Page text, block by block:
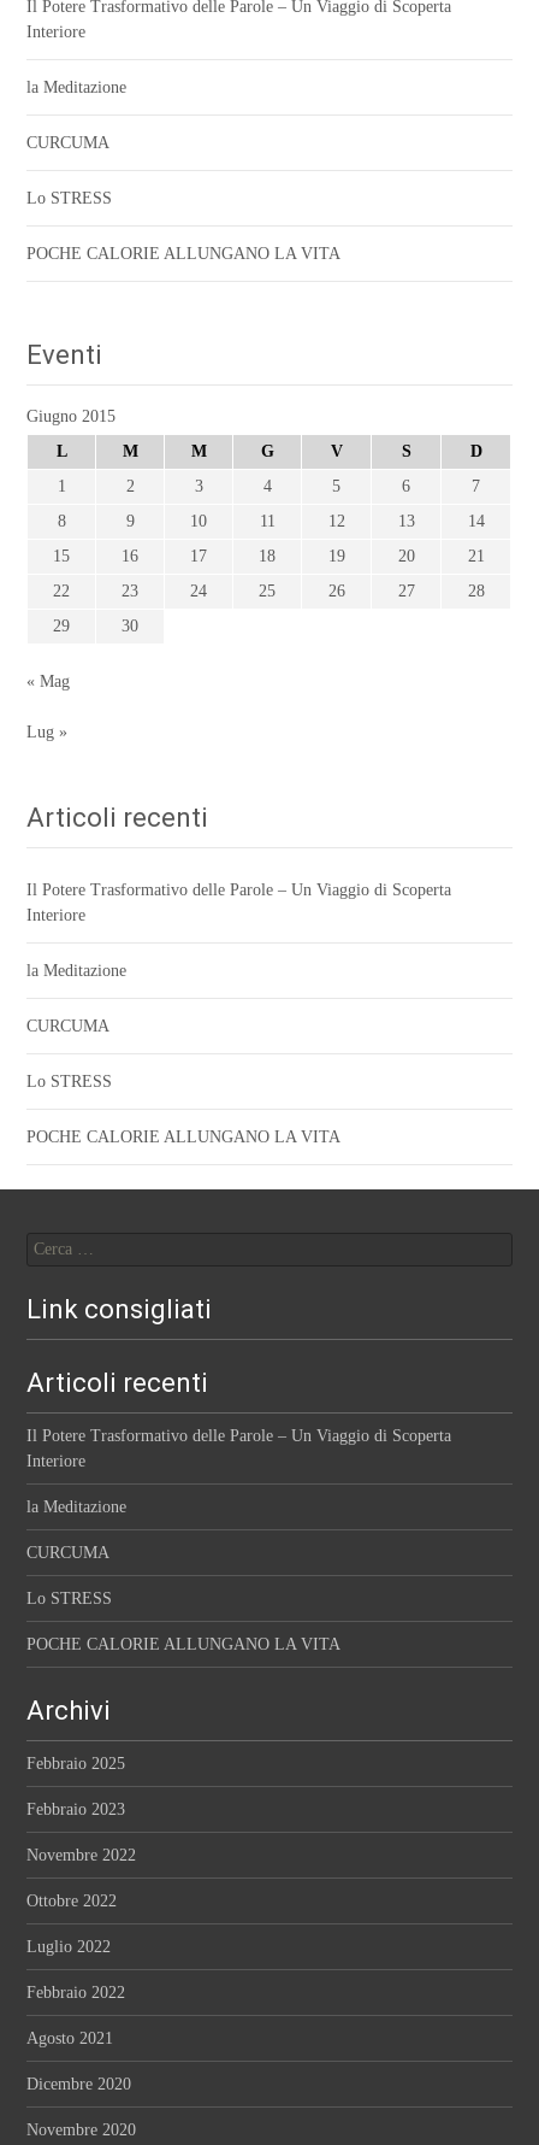
Il Potere Trasformativo delle Parole – Un Viaggio di Scoperta
Interiore
la Meditazione
CURCUMA
Lo STRESS
POCHE CALORIE ALLUNGANO LA VITA
Eventi
Giugno 2015
L
M M G V S
D
1
2 3 4 5 6
7
8
9 10 11 12 13
14
15
16 17 18 19 20
21
22
23 24 25 26 27
28
29
30
« Mag
Lug »
Articoli recenti
Il Potere Trasformativo delle Parole – Un Viaggio di Scoperta
Interiore
la Meditazione
CURCUMA
Lo STRESS
POCHE CALORIE ALLUNGANO LA VITA
per:
Link consigliati
Articoli recenti
Il Potere Trasformativo delle Parole – Un Viaggio di Scoperta
Interiore
la Meditazione
CURCUMA
Lo STRESS
POCHE CALORIE ALLUNGANO LA VITA
Archivi
Febbraio 2025
Febbraio 2023
Novembre 2022
Ottobre 2022
Luglio 2022
Febbraio 2022
Agosto 2021
Dicembre 2020
Novembre 2020